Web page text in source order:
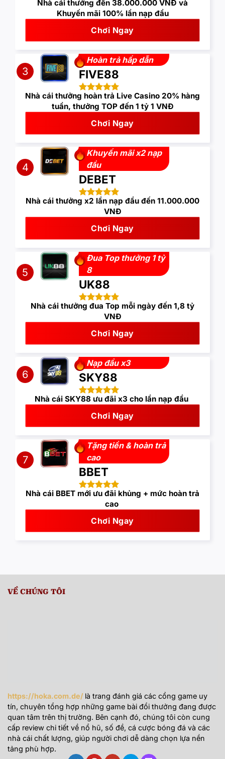
Nhà cái thưởng đến 38.000.000 VNĐ và
Khuyến mãi 100% lần nạp đầu
Chơi Ngay
3
Hoàn trả hấp dẫn
FIVE88
Nhà cái thưởng hoàn trả Live Casino 20% hàng
tuần, thưởng TOP đến 1 tỷ 1 VNĐ
Chơi Ngay
4
Khuyến mãi x2 nạp
đầu
DEBET
Nhà cái thưởng x2 lần nạp đầu đến 11.000.000
VNĐ
Chơi Ngay
5
Đua Top thưởng 1 tỷ
8
UK88
Nhà cái thưởng đua Top mỗi ngày đến 1,8 tỷ
VNĐ
Chơi Ngay
6
Nạp đầu x3
SKY88
Nhà cái SKY88 ưu đãi x3 cho lần nạp đầu
Chơi Ngay
7
Tặng tiền & hoàn trả
cao
BBET
Nhà cái BBET mới ưu đãi khủng + mức hoàn trả
cao
Chơi Ngay
VỀ CHÚNG TÔI
https://hoka.com.de/ là trang đánh giá các cổng game uy
tín, chuyên tổng hợp những game bài đổi thưởng đang được
quan tâm trên thị trường. Bên cạnh đó, chúng tôi còn cung
cấp review chi tiết về nổ hũ, số đề, cá cược bóng đá và các
nhà cái chất lượng, giúp người chơi dễ dàng chọn lựa nền
tảng phù hợp.